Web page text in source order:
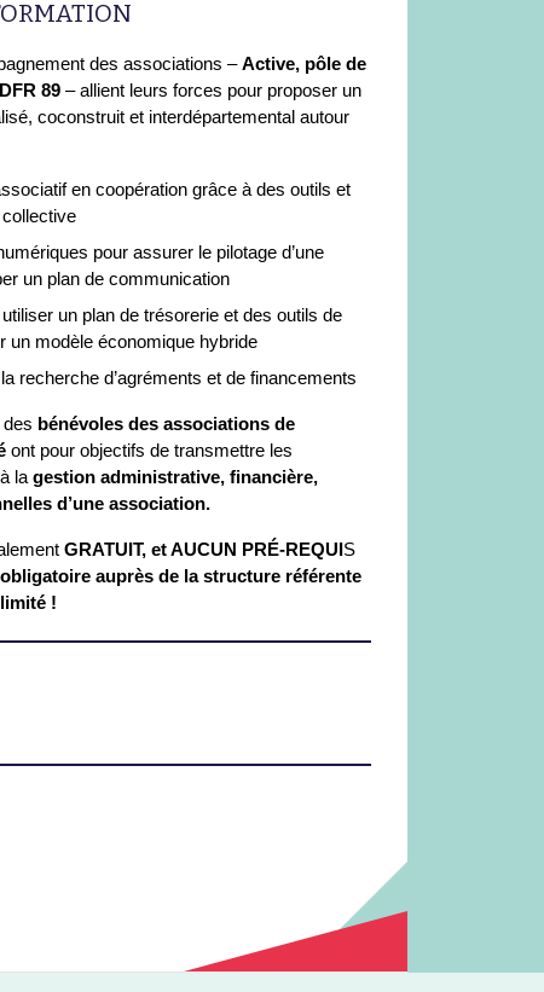
des associations –Active, pôle de
89 – allient leurs forces pour proposer un
coconstruit et interdépartemental autour
en coopération grâce à des outils et
collective
pour assurer le pilotage d’une
un plan de communication
un plan de trésorerie et des outils de
un modèle économique hybride
recherche d’agréments et de financements
bénévoles des associations de
ont pour objectifs de transmettre les
la gestion administrative, financière,
d’une association.
GRATUIT, et AUCUN PRÉ-REQUIS
auprès de la structure référente
!